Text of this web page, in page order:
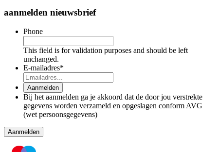
aanmelden nieuwsbrief
Phone
This field is for validation purposes and should be left
unchanged.
E-mailadres*
Aanmelden
Bij het aanmelden ga je akkoord dat de door jou verstrekte
gegevens worden verzameld en opgeslagen conform AVG
(wet persoonsgegevens)
Aanmelden